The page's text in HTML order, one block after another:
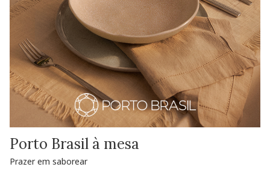
Porto Brasil à mesa
Prazer em saborear